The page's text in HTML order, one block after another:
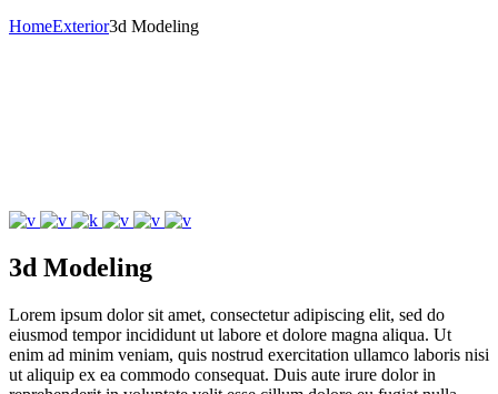
HomeExterior3d Modeling
3d Modeling
Lorem ipsum dolor sit amet, consectetur adipiscing elit, sed do
eiusmod tempor incididunt ut labore et dolore magna aliqua. Ut
enim ad minim veniam, quis nostrud exercitation ullamco laboris nisi
ut aliquip ex ea commodo consequat. Duis aute irure dolor in